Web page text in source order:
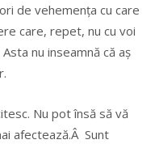
de vehemența cu care
care, repet, nu cu voi
nu inseamnă că aș
Nu pot însă să vă
afectează.Â Sunt